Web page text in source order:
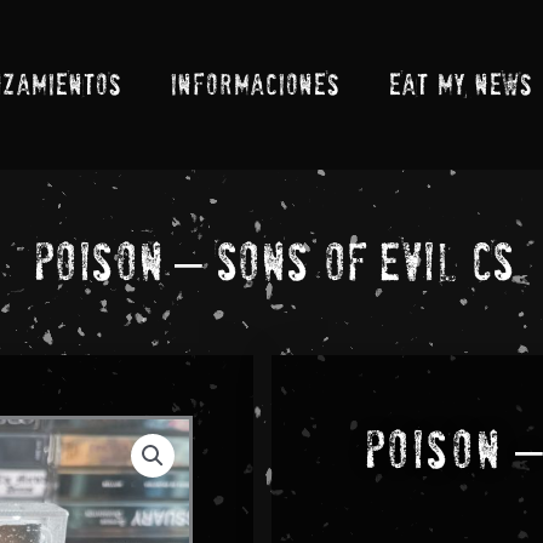
INFORMACIONES EAT MY NEWS
Poison – Sons Of Evil CS
Poison